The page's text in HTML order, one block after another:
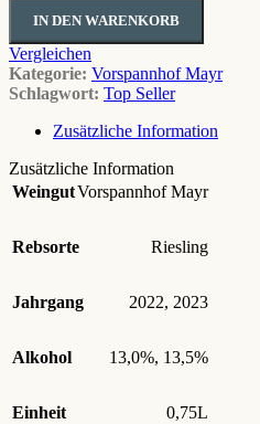
IN DEN WARENKORB
Vergleichen
Kategorie: Vorspannhof Mayr
Schlagwort: Top Seller
Zusätzliche Information
Zusätzliche Information
WeingutVorspannhof Mayr
Rebsorte Riesling
Jahrgang 2022, 2023
Alkohol 13,0%, 13,5%
Einheit 0,75L